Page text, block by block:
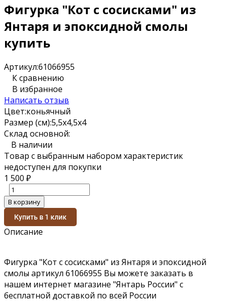
Фигурка "Кот с сосисками" из
Янтаря и эпоксидной смолы
купить
Артикул:61066955
К сравнению
В избранное
Написать отзыв
Цвет:коньячный
Размер (см):5,5х4,5х4
Склад основной:
В наличии
Товар с выбранным набором характеристик
недоступен для покупки
1 500 ₽
В корзину
Купить в 1 клик
Описание
Фигурка "Кот с сосисками" из Янтаря и эпоксидной
смолы артикул 61066955 Вы можете заказать в
нашем интернет магазине "Янтарь России" с
бесплатной доставкой по всей России